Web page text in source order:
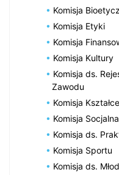
Komisja
Komisja Etyki
Komisja
Komisja Kultury
Komisja ds.
Zawodu
Komisja
Komisja Socjalna
Komisja ds.
Komisja Sportu
Komisja ds.